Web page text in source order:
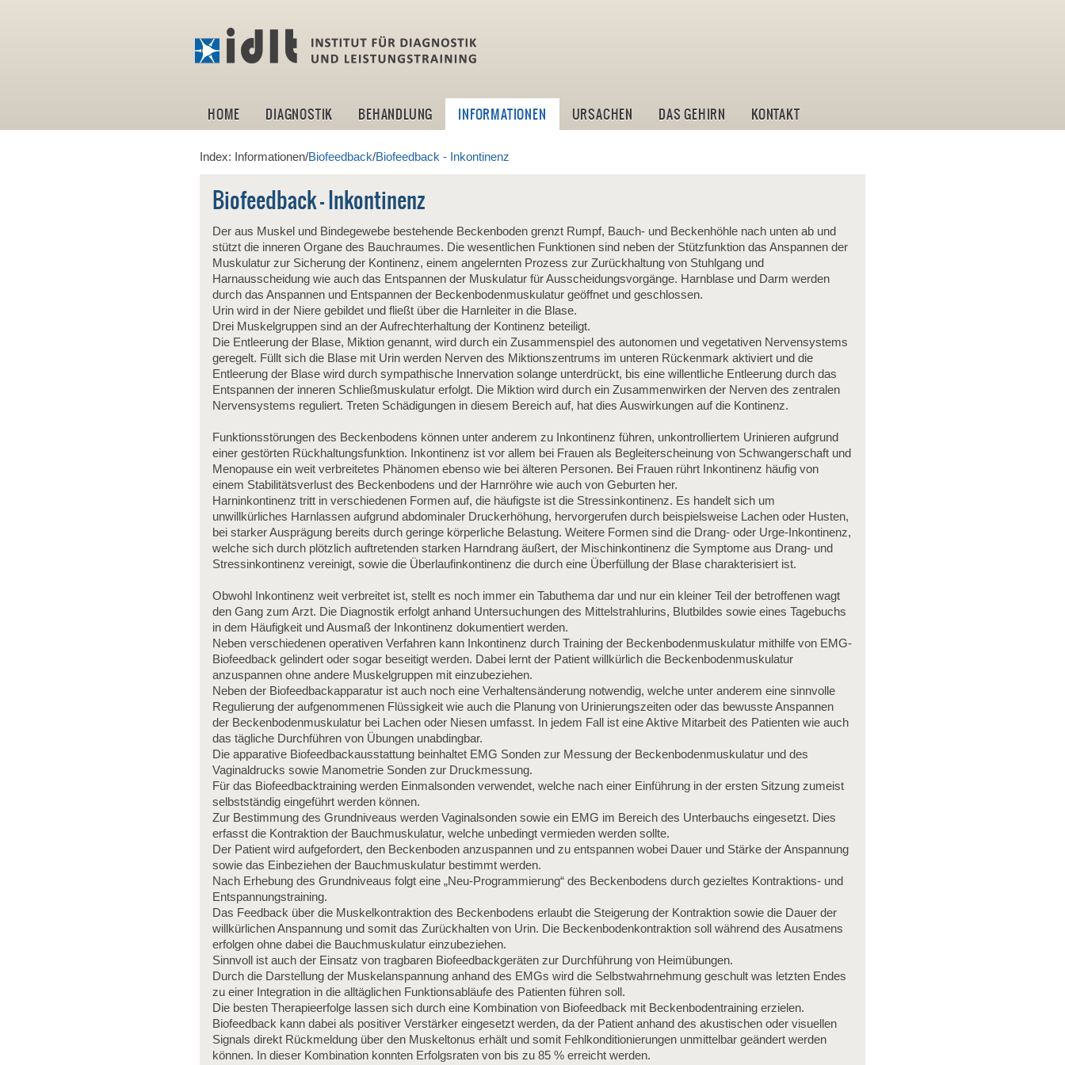
HOME DIAGNOSTIK BEHANDLUNG INFORMATIONEN URSACHEN DAS GEHIRN KONTAKT
Index: Informationen/Biofeedback/Biofeedback - Inkontinenz
Biofeedback - Inkontinenz
Der aus Muskel und Bindegewebe bestehende Beckenboden grenzt Rumpf, Bauch- und Beckenhöhle nach unten ab und
stützt die inneren Organe des Bauchraumes. Die wesentlichen Funktionen sind neben der Stützfunktion das Anspannen der
Muskulatur zur Sicherung der Kontinenz, einem angelernten Prozess zur Zurückhaltung von Stuhlgang und
Harnausscheidung wie auch das Entspannen der Muskulatur für Ausscheidungsvorgänge. Harnblase und Darm werden
durch das Anspannen und Entspannen der Beckenbodenmuskulatur geöffnet und geschlossen.
Urin wird in der Niere gebildet und fließt über die Harnleiter in die Blase.
Drei Muskelgruppen sind an der Aufrechterhaltung der Kontinenz beteiligt.
Die Entleerung der Blase, Miktion genannt, wird durch ein Zusammenspiel des autonomen und vegetativen Nervensystems
geregelt. Füllt sich die Blase mit Urin werden Nerven des Miktionszentrums im unteren Rückenmark aktiviert und die
Entleerung der Blase wird durch sympathische Innervation solange unterdrückt, bis eine willentliche Entleerung durch das
Entspannen der inneren Schließmuskulatur erfolgt. Die Miktion wird durch ein Zusammenwirken der Nerven des zentralen
Nervensystems reguliert. Treten Schädigungen in diesem Bereich auf, hat dies Auswirkungen auf die Kontinenz.
Funktionsstörungen des Beckenbodens können unter anderem zu Inkontinenz führen, unkontrolliertem Urinieren aufgrund
einer gestörten Rückhaltungsfunktion. Inkontinenz ist vor allem bei Frauen als Begleiterscheinung von Schwangerschaft und
Menopause ein weit verbreitetes Phänomen ebenso wie bei älteren Personen. Bei Frauen rührt Inkontinenz häufig von
einem Stabilitätsverlust des Beckenbodens und der Harnröhre wie auch von Geburten her.
Harninkontinenz tritt in verschiedenen Formen auf, die häufigste ist die Stressinkontinenz. Es handelt sich um
unwillkürliches Harnlassen aufgrund abdominaler Druckerhöhung, hervorgerufen durch beispielsweise Lachen oder Husten,
bei starker Ausprägung bereits durch geringe körperliche Belastung. Weitere Formen sind die Drang- oder Urge-Inkontinenz,
welche sich durch plötzlich auftretenden starken Harndrang äußert, der Mischinkontinenz die Symptome aus Drang- und
Stressinkontinenz vereinigt, sowie die Überlaufinkontinenz die durch eine Überfüllung der Blase charakterisiert ist.
Obwohl Inkontinenz weit verbreitet ist, stellt es noch immer ein Tabuthema dar und nur ein kleiner Teil der betroffenen wagt
den Gang zum Arzt. Die Diagnostik erfolgt anhand Untersuchungen des Mittelstrahlurins, Blutbildes sowie eines Tagebuchs
in dem Häufigkeit und Ausmaß der Inkontinenz dokumentiert werden.
Neben verschiedenen operativen Verfahren kann Inkontinenz durch Training der Beckenbodenmuskulatur mithilfe von EMG-
Biofeedback gelindert oder sogar beseitigt werden. Dabei lernt der Patient willkürlich die Beckenbodenmuskulatur
anzuspannen ohne andere Muskelgruppen mit einzubeziehen.
Neben der Biofeedbackapparatur ist auch noch eine Verhaltensänderung notwendig, welche unter anderem eine sinnvolle
Regulierung der aufgenommenen Flüssigkeit wie auch die Planung von Urinierungszeiten oder das bewusste Anspannen
der Beckenbodenmuskulatur bei Lachen oder Niesen umfasst. In jedem Fall ist eine Aktive Mitarbeit des Patienten wie auch
das tägliche Durchführen von Übungen unabdingbar.
Die apparative Biofeedbackausstattung beinhaltet EMG Sonden zur Messung der Beckenbodenmuskulatur und des
Vaginaldrucks sowie Manometrie Sonden zur Druckmessung.
Für das Biofeedbacktraining werden Einmalsonden verwendet, welche nach einer Einführung in der ersten Sitzung zumeist
selbstständig eingeführt werden können.
Zur Bestimmung des Grundniveaus werden Vaginalsonden sowie ein EMG im Bereich des Unterbauchs eingesetzt. Dies
erfasst die Kontraktion der Bauchmuskulatur, welche unbedingt vermieden werden sollte.
Der Patient wird aufgefordert, den Beckenboden anzuspannen und zu entspannen wobei Dauer und Stärke der Anspannung
sowie das Einbeziehen der Bauchmuskulatur bestimmt werden.
Nach Erhebung des Grundniveaus folgt eine „Neu-Programmierung“ des Beckenbodens durch gezieltes Kontraktions- und
Entspannungstraining.
Das Feedback über die Muskelkontraktion des Beckenbodens erlaubt die Steigerung der Kontraktion sowie die Dauer der
willkürlichen Anspannung und somit das Zurückhalten von Urin. Die Beckenbodenkontraktion soll während des Ausatmens
erfolgen ohne dabei die Bauchmuskulatur einzubeziehen.
Sinnvoll ist auch der Einsatz von tragbaren Biofeedbackgeräten zur Durchführung von Heimübungen.
Durch die Darstellung der Muskelanspannung anhand des EMGs wird die Selbstwahrnehmung geschult was letzten Endes
zu einer Integration in die alltäglichen Funktionsabläufe des Patienten führen soll.
Die besten Therapieerfolge lassen sich durch eine Kombination von Biofeedback mit Beckenbodentraining erzielen.
Biofeedback kann dabei als positiver Verstärker eingesetzt werden, da der Patient anhand des akustischen oder visuellen
Signals direkt Rückmeldung über den Muskeltonus erhält und somit Fehlkonditionierungen unmittelbar geändert werden
können. In dieser Kombination konnten Erfolgsraten von bis zu 85 % erreicht werden.